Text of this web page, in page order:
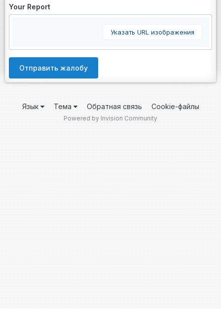
Your Report
Указать URL изображения
Отправить жалобу
Язык Тема Обратная связь Cookie-файлы
Powered by Invision Community